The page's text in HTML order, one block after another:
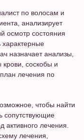
по волосам и
анализирует
осмотр состояния
характерные
назначает анализы,
крови, соскобы и
лечения по
чтобы найти
сопутствующие
активного лечения.
лечения,